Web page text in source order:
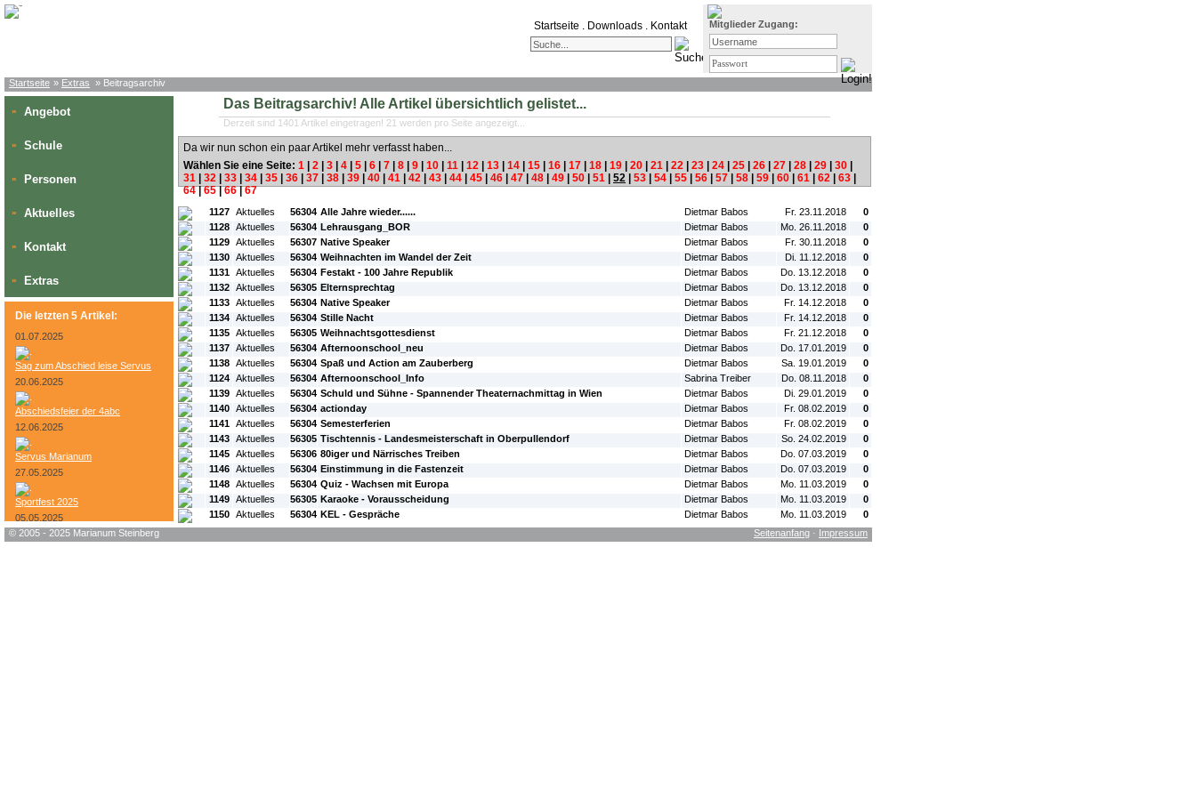
Startseite . Downloads . Kontakt Mitglieder Zugang:
Startseite » Extras » Beitragsarchiv
» Angebot
» Schule
» Personen
» Aktuelles
» Kontakt
» Extras
Die letzten 5 Artikel:
01.07.2025
Sag zum Abschied leise Servus
20.06.2025
Abschiedsfeier der 4abc
12.06.2025
Servus Marianum
27.05.2025
Sportfest 2025
05.05.2025
Das Beitragsarchiv! Alle Artikel übersichtlich gelistet...
Derzeit sind 1401 Artikel eingetragen! 21 werden pro Seite angezeigt...
Da wir nun schon ein paar Artikel mehr verfasst haben...
Wählen Sie eine Seite: 1 2 3 4 5 6 7 8 9 10 11 12 13 14 15 16 17 18 19 20 21 22 23 24 25 26 27 28 29 30
31
32 33 34 35 36 37 38 39 40 41 42 43 44 45 46 47 48 49 50 51 52 53 54 55 56 57 58 59 60 61 62 63
64|65|66|67
#L: #ID: #Rubrik:
1127 Aktuelles 56304 Alle Jahre wieder...... Dietmar Babos Fr. 23.11.2018
0
1128 Aktuelles 56304 Lehrausgang_BOR Dietmar Babos Mo. 26.11.2018
0
1129 Aktuelles 56307 Native Speaker Dietmar Babos Fr. 30.11.2018
0
1130 Aktuelles 56304 Weihnachten im Wandel der Zeit Dietmar Babos Di. 11.12.2018
0
1131 Aktuelles 56304 Festakt - 100 Jahre Republik Dietmar Babos Do. 13.12.2018
0
1132 Aktuelles 56305 Elternsprechtag Dietmar Babos Do. 13.12.2018
0
1133 Aktuelles 56304 Native Speaker Dietmar Babos Fr. 14.12.2018
0
1134 Aktuelles 56304 Stille Nacht Dietmar Babos Fr. 14.12.2018
0
1135 Aktuelles 56305 Weihnachtsgottesdienst Dietmar Babos Fr. 21.12.2018
0
1137 Aktuelles 56304 Afternoonschool_neu Dietmar Babos Do. 17.01.2019
0
1138 Aktuelles 56304 Spaß und Action am Zauberberg Dietmar Babos Sa. 19.01.2019
0
1124 Aktuelles 56304 Afternoonschool_Info Sabrina Treiber Do. 08.11.2018
0
1139 Aktuelles 56304 Schuld und Sühne - Spannender Theaternachmittag in Wien Dietmar Babos Di. 29.01.2019
0
1140 Aktuelles 56304 actionday Dietmar Babos Fr. 08.02.2019
0
1141 Aktuelles 56304 Semesterferien Dietmar Babos Fr. 08.02.2019
0
1143 Aktuelles 56305 Tischtennis - Landesmeisterschaft in Oberpullendorf Dietmar Babos So. 24.02.2019
0
1145 Aktuelles 56306 80iger und Närrisches Treiben Dietmar Babos Do. 07.03.2019
0
1146 Aktuelles 56304 Einstimmung in die Fastenzeit Dietmar Babos Do. 07.03.2019
0
1148 Aktuelles 56304 Quiz - Wachsen mit Europa Dietmar Babos Mo. 11.03.2019
0
1149 Aktuelles 56305 Karaoke - Vorausscheidung Dietmar Babos Mo. 11.03.2019
0
1150 Aktuelles 56304 KEL - Gespräche Dietmar Babos Mo. 11.03.2019
0
© 2005 - 2025 Marianum Steinberg
Seitenanfang · Impressum